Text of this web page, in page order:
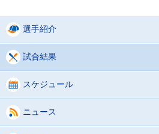
選手紹介
試合結果
スケジュール
ニュース